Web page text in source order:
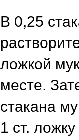
В 0,25
ложкой
месте.
стакана
1 ст.